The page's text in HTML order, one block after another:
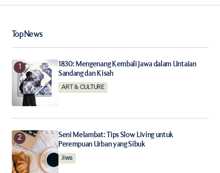
Your Name
Your E-mail*
Save my name, email, and website in this browser for
the next time I comment.
Notify me of new posts by email.
Top News
1830: Mengenang Kembali Jawa dalam Untaian
Sandang dan Kisah
ART & CULTURE
Seni Melambat: Tips Slow Living untuk
Perempuan Urban yang Sibuk
Jiwa